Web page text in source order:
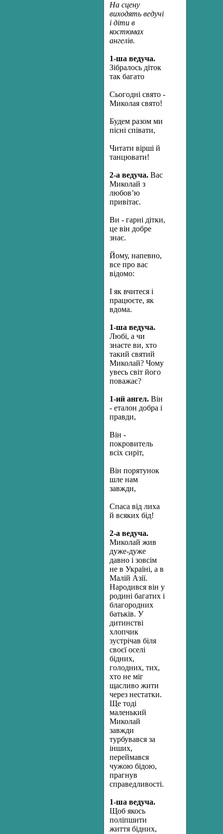
На сцену
виходять ведучі
і діти в
костюмах
ангелів.
1-ша ведуча.
Зібралось діток
так багато
Сьогодні свято -
Миколая свято!
Будем разом ми
пісні співати,
Читати вірші й
танцювати!
2-а ведуча. Вас
Миколай з
любов’ю
привітає.
Ви - гарні дітки,
це він добре
знає.
Йому, напевно,
все про вас
відомо:
І як вчитеся і
працюєте, як
вдома.
1-ша ведуча.
Любі, а чи
знаєте ви, хто
такий святий
Миколай? Чому
увесь світ його
поважає?
1-ий ангел. Він
- еталон добра і
правди,
Він -
покровитель
всіх сиріт,
Він порятунок
шле нам
завжди,
Спаса від лиха
й всяких бід!
2-а ведуча.
Миколай жив
дуже-дуже
давно і зовсім
не в Україні, а в
Малій Азії.
Народився він у
родині багатих і
благородних
батьків. У
дитинстві
хлопчик
зустрічав біля
своєї оселі
бідних,
голодних, тих,
хто не міг
щасливо жити
через нестатки.
Ще тоді
маленький
Миколай
завжди
турбувався за
інших,
переймався
чужою бідою,
прагнув
справедливості.
1-ша ведуча.
Щоб якось
поліпшити
життя бідних,